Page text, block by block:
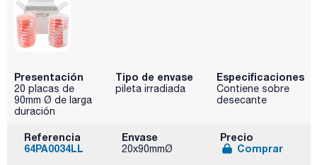
Presentación
20 placas de
90mm Ø de larga
duración
Tipo de envase
pileta irradiada
Especificaciones
Contiene sobre
desecante
Referencia
64PA0034LL
Envase
20x90mmØ
Precio
Comprar